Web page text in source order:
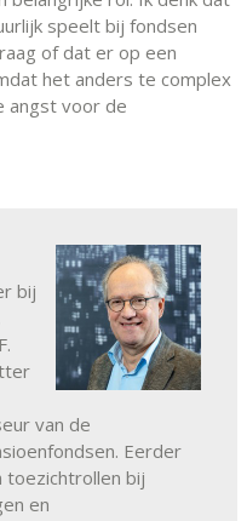
speelt bij fondsen
of dat er op een
het anders te complex
angst voor de
bij
van de
Eerder
toezichtrollen bij
en